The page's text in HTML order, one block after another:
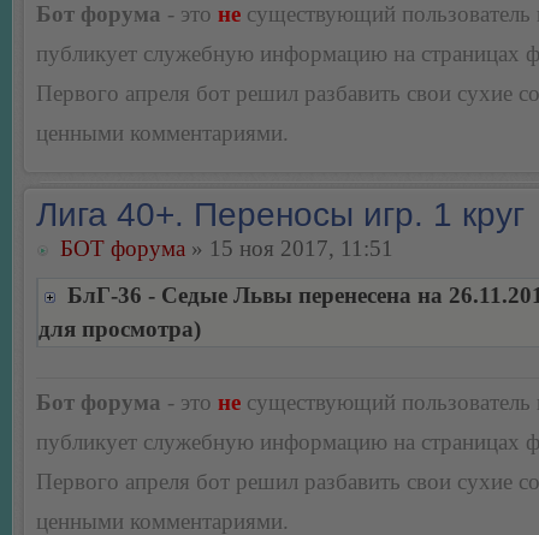
Бот форума - это не существующий пользователь
публикует служебную информацию на страницах
Первого апреля бот решил разбавить свои сухие
ценными комментариями.
Лига 40+. Переносы игр. 1 круг
БОТ форума » 15 ноя 2017, 11:51
БлГ-36 - Седые Львы перенесена на
для просмотра)
Бот форума - это не существующий пользователь
публикует служебную информацию на страницах
Первого апреля бот решил разбавить свои сухие
ценными комментариями.